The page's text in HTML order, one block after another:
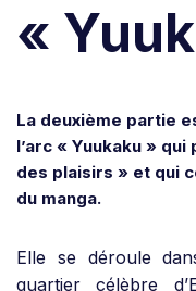
«
La deuxième partie
l’arc « Yuukaku »
des plaisirs » et qui
du manga.
Elle se déroule
quartier célèbre